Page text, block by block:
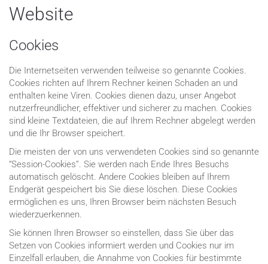
Website
Cookies
Die Internetseiten verwenden teilweise so genannte Cookies.
Cookies richten auf Ihrem Rechner keinen Schaden an und
enthalten keine Viren. Cookies dienen dazu, unser Angebot
nutzerfreundlicher, effektiver und sicherer zu machen. Cookies
sind kleine Textdateien, die auf Ihrem Rechner abgelegt werden
und die Ihr Browser speichert.
Die meisten der von uns verwendeten Cookies sind so genannte
“Session-Cookies”. Sie werden nach Ende Ihres Besuchs
automatisch gelöscht. Andere Cookies bleiben auf Ihrem
Endgerät gespeichert bis Sie diese löschen. Diese Cookies
ermöglichen es uns, Ihren Browser beim nächsten Besuch
wiederzuerkennen.
Sie können Ihren Browser so einstellen, dass Sie über das
Setzen von Cookies informiert werden und Cookies nur im
Einzelfall erlauben, die Annahme von Cookies für bestimmte